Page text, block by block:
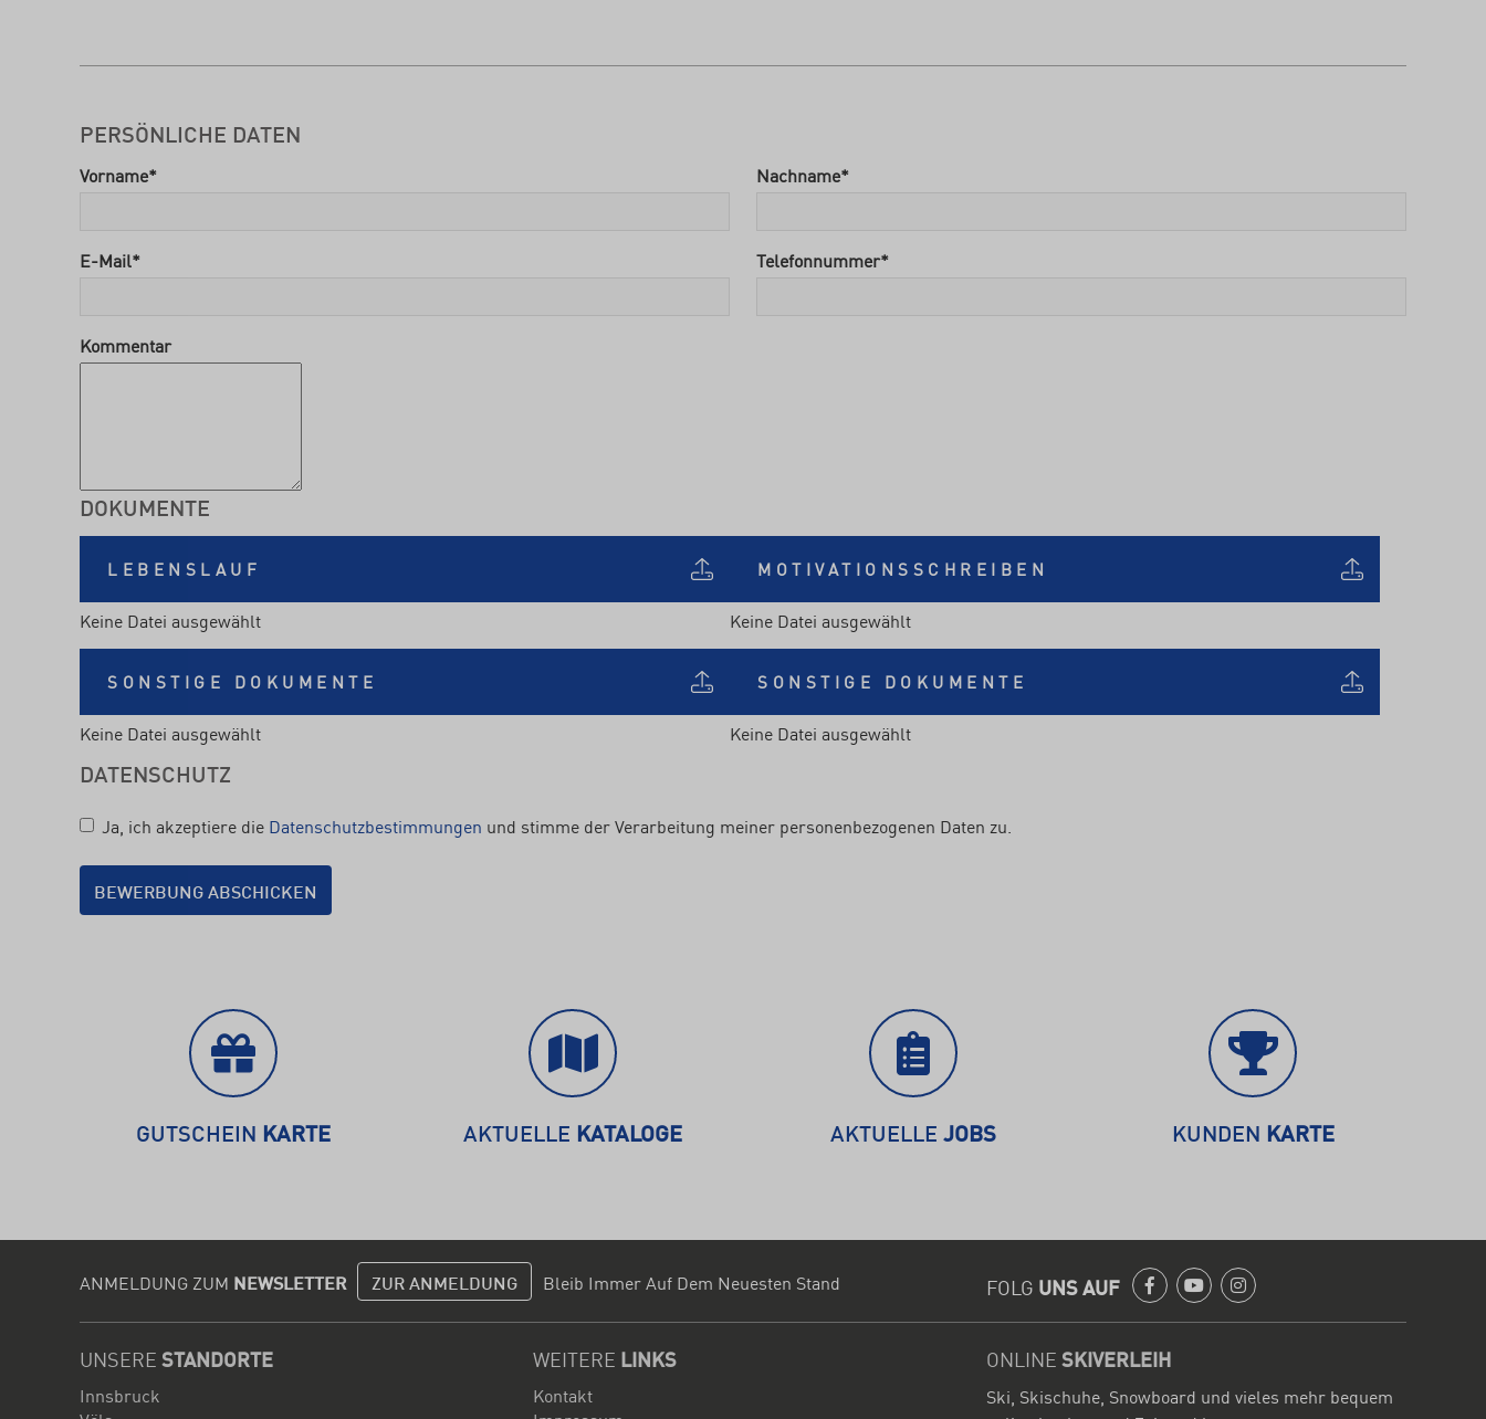
PERSÖNLICHE DATEN
Vorname* Nachname*
E-Mail* Telefonnummer*
Kommentar
DOKUMENTE
LEBENSLAUF
Keine Datei ausgewählt
MOTIVATIONSSCHREIBEN
Keine Datei ausgewählt
SONSTIGE DOKUMENTE
Keine Datei ausgewählt
SONSTIGE DOKUMENTE
Keine Datei ausgewählt
DATENSCHUTZ
Ja, ich akzeptiere die Datenschutzbestimmungen und stimme der Verarbeitung meiner personenbezogenen Daten zu.
GUTSCHEIN KARTE AKTUELLE KATALOGE AKTUELLE JOBS KUNDEN KARTE
ANMELDUNG ZUM NEWSLETTER ZUR ANMELDUNG Bleib Immer Auf Dem Neuesten Stand FOLG UNS AUF
FacebookYoutubeInstagram
UNSERESTANDORTE
Innsbruck
WEITERE LINKS
Kontakt
ONLINESKIVERLEIH
Ski, Skischuhe, Snowboard und vieles mehr bequem